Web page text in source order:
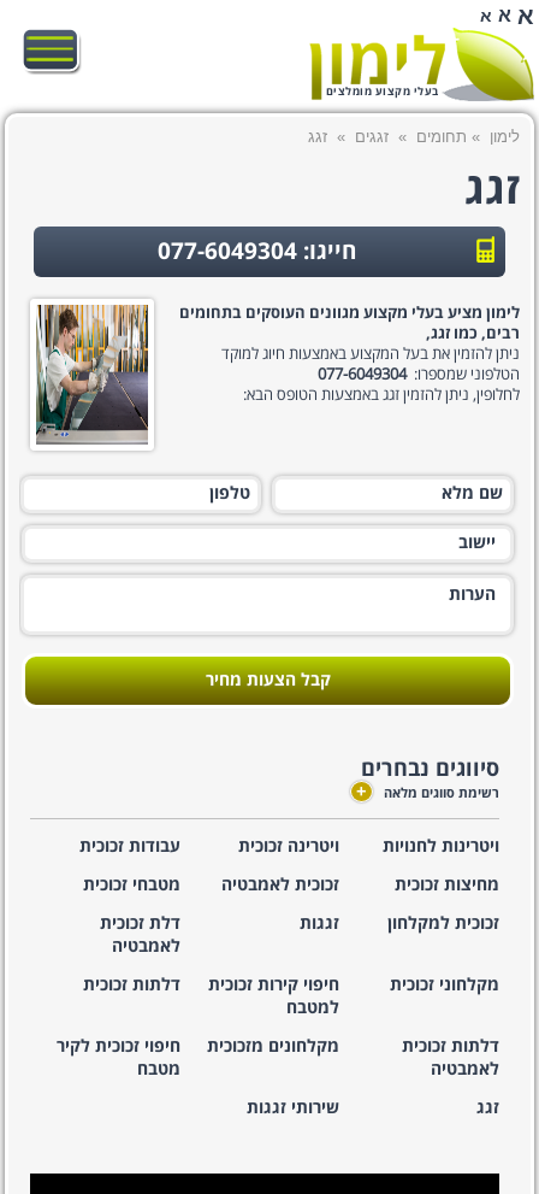
א א א
בעלי מקצוע מומלצים
לימון » תחומים » זגגים » זגג
זגג
חייגו: 077-6049304
לימון מציע בעלי מקצוע מגוונים העוסקים בתחומים
רבים, כמו זגג,
ניתן להזמין את בעל המקצוע באמצעות חיוג למוקד
הטלפוני שמספרו:077-6049304
לחלופין, ניתן להזמין זגג באמצעות הטופס הבא:
קבל הצעות מחיר
סיווגים נבחרים
רשימת סווגים מלאה +
ויטרינות לחנויות ויטרינה זכוכית
עבודות זכוכית
מחיצות זכוכית
זכוכית לאמבטיה
מטבחי זכוכית
זכוכית למקלחון
זגגות
דלת זכוכית
לאמבטיה
מקלחוני זכוכית
חיפוי קירות זכוכית
למטבח
דלתות זכוכית
דלתות זכוכית
לאמבטיה
מקלחונים מזכוכית
חיפוי זכוכית לקיר
מטבח
זגג
שירותי זגגות